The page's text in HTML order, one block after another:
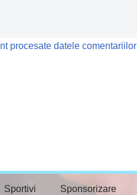
procesate datele
Sportivi Sponsorizare